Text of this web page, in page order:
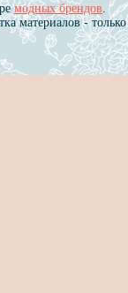
модных брендов
материалов - только